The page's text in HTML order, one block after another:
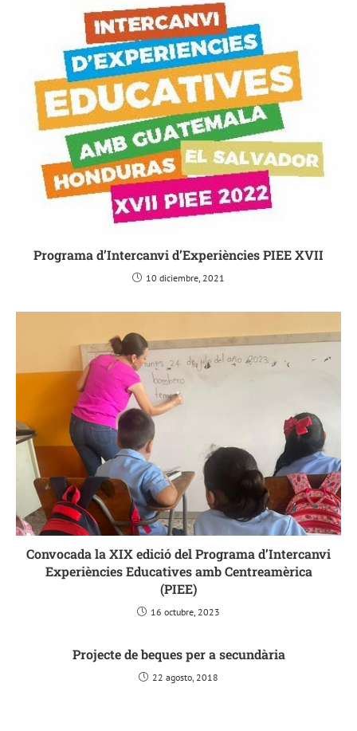
Programa d’Intercanvi d’Experiències PIEE XVII
10 diciembre, 2021
Convocada la XIX edició del Programa d’Intercanvi
Experiències Educatives amb Centreamèrica
(PIEE)
16 octubre, 2023
Projecte de beques per a secundària
22 agosto, 2018